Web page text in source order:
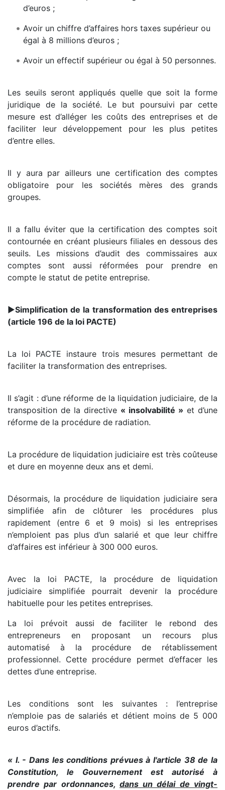
d’euros ;
Avoir un chiffre d’affaires hors taxes supérieur ou
égal à 8 millions d’euros ;
Avoir un effectif supérieur ou égal à 50 personnes.
Les seuils seront appliqués quelle que soit la forme
juridique de la société. Le but poursuivi par cette
mesure est d’alléger les coûts des entreprises et de
faciliter leur développement pour les plus petites
d’entre elles.
Il y aura par ailleurs une certification des comptes
obligatoire pour les sociétés mères des grands
groupes.
Il a fallu éviter que la certification des comptes soit
contournée en créant plusieurs filiales en dessous des
seuils. Les missions d’audit des commissaires aux
comptes sont aussi réformées pour prendre en
compte le statut de petite entreprise.
►Simplification de la transformation des entreprises
(article 196 de la loi PACTE)
La loi PACTE instaure trois mesures permettant de
faciliter la transformation des entreprises.
Il s’agit : d’une réforme de la liquidation judiciaire, de la
transposition de la directive « insolvabilité » et d’une
réforme de la procédure de radiation.
La procédure de liquidation judiciaire est très coûteuse
et dure en moyenne deux ans et demi.
Désormais, la procédure de liquidation judiciaire sera
simplifiée afin de clôturer les procédures plus
rapidement (entre 6 et 9 mois) si les entreprises
n’emploient pas plus d’un salarié et que leur chiffre
d’affaires est inférieur à 300 000 euros.
Avec la loi PACTE, la procédure de liquidation
judiciaire simplifiée pourrait devenir la procédure
habituelle pour les petites entreprises.
La loi prévoit aussi de faciliter le rebond des
entrepreneurs en proposant un recours plus
automatisé à la procédure de rétablissement
professionnel. Cette procédure permet d’effacer les
dettes d’une entreprise.
Les conditions sont les suivantes : l’entreprise
n’emploie pas de salariés et détient moins de 5 000
euros d’actifs.
« I. - Dans les conditions prévues à l'article 38 de la
Constitution, le Gouvernement est autorisé à
prendre par ordonnances, dans un délai de vingt-